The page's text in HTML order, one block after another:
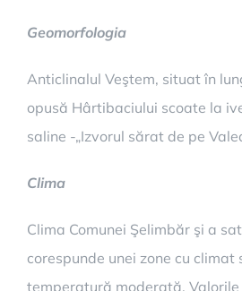
Geomorfologia
Anticlinalul Veştem, situat în
opusă Hârtibaciului scoate la
saline -„Izvorul sărat de pe
Clima
Clima Comunei Şelimbăr şi a
corespunde unei zone cu climat
temperatură moderată.